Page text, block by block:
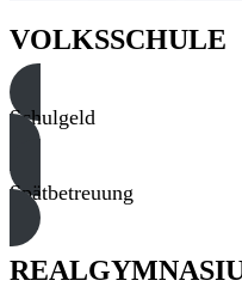
VOLKSSCHULE
Schulgeld
Spätbetreuung